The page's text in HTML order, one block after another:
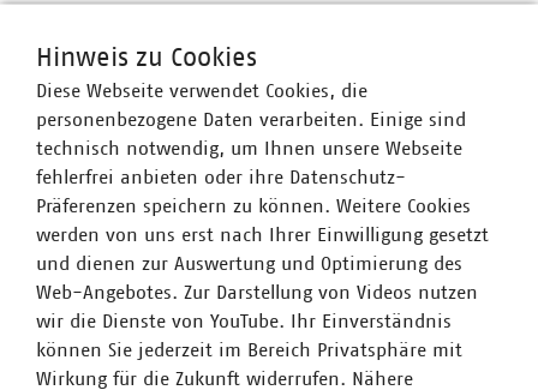
Folgen für Stadtwerke und kommunale
Energieversorger
„Aktuell verzeichnen praktisch alle Stadtwerke und
kommunalen Energieversorger einen ungewöhnlich
großen Kundenzuwachs in der Grund- und
Ersatzversorgung, der kaum zu bewältigen ist. In der
Regel liegt diese Zahl im dreistelligen Bereich, bei einigen
deutlich drüber. Das macht uns Sorgen: Zum einen, weil
wir derzeit nicht abschätzen können, wie groß die Welle
Hinweis zu Cookies
Diese Webseite verwendet Cookies, die
personenbezogene Daten verarbeiten. Einige sind
technisch notwendig, um Ihnen unsere Webseite
fehlerfrei anbieten oder ihre Datenschutz-
Präferenzen speichern zu können. Weitere Cookies
werden von uns erst nach Ihrer Einwilligung gesetzt
und dienen zur Auswertung und Optimierung des
Web-Angebotes. Zur Darstellung von Videos nutzen
wir die Dienste von YouTube. Ihr Einverständnis
können Sie jederzeit im Bereich Privatsphäre mit
Wirkung für die Zukunft widerrufen. Nähere